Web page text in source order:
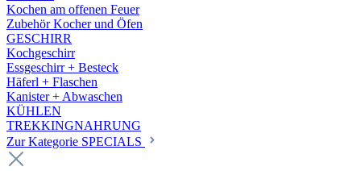
Kochen am offenen Feuer
Zubehör Kocher und Öfen
GESCHIRR
Kochgeschirr
Essgeschirr + Besteck
Häferl + Flaschen
Kanister + Abwaschen
KÜHLEN
TREKKINGNAHRUNG
Zur Kategorie SPECIALS